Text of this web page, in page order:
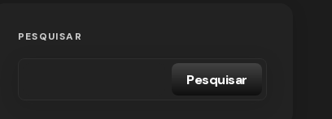
PESQUISAR
Pesquisar